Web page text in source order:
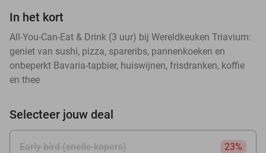
In het kort
All-You-Can-Eat & Drink (3 uur) bij Wereldkeuken Triavium:
geniet van sushi, pizza, spareribs, pannenkoeken en
onbeperkt Bavaria-tapbier, huiswijnen, frisdranken, koffie
en thee
Selecteer jouw deal
Early bird (snelle kopers)
23%